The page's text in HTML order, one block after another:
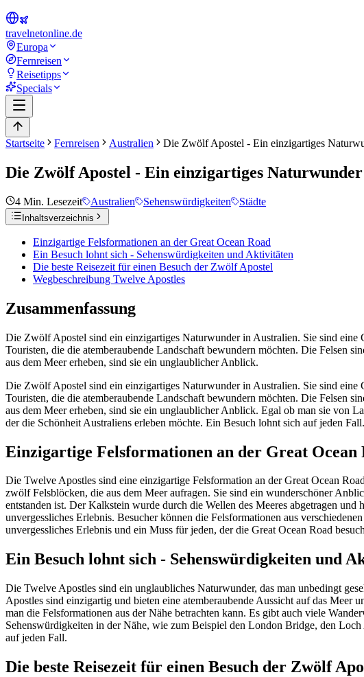
travelnetonline.de
Europa
Fernreisen
Reisetipps
Specials
Startseite Fernreisen Australien Die Zwölf Apostel - Ein einzigartiges
Die Zwölf Apostel - Ein einzigartiges
4 Min. Lesezeit Australien Sehenswürdigkeiten Städte
Inhaltsverzeichnis
Einzigartige Felsformationen an der Great Ocean Road
Ein Besuch lohnt sich - Sehenswürdigkeiten und Aktivitäten
Die beste Reisezeit für einen Besuch der Zwölf Apostel
Wegbeschreibung Twelve Apostles
Zusammenfassung
Die Zwölf Apostel sind ein einzigartiges Naturwunder in Australien. Sie sind
Touristen, die die atemberaubende Landschaft bewundern möchten. Die Felsen
aus dem Meer erheben, sind sie ein unglaublicher Anblick.
Die Zwölf Apostel sind ein einzigartiges Naturwunder in Australien. Sie sind
Touristen, die die atemberaubende Landschaft bewundern möchten. Die Felsen
aus dem Meer erheben, sind sie ein unglaublicher Anblick. Egal ob man sie von
der die Schönheit Australiens erleben möchte. Ein Besuch lohnt sich auf jeden Fall.
Einzigartige Felsformationen an der Great Ocean
Die Twelve Apostles sind eine einzigartige Felsformation an der Great Ocean
zwölf Felsblöcken, die aus dem Meer aufragen. Sie sind ein wunderschöner
entstanden ist. Der Kalkstein wurde durch die Wellen des Meeres abgetragen
unvergessliches Erlebnis. Besucher können die Felsformationen aus
unvergessliches Erlebnis und ein Muss für jeden, der die Great Ocean Road
Ein Besuch lohnt sich - Sehenswürdigkeiten und
Die Twelve Apostles sind ein unglaubliches Naturwunder, das man unbedingt
Apostles sind einzigartig und bieten eine atemberaubende Aussicht auf das
man die Felsformationen aus der Nähe betrachten kann. Es gibt auch viele
Sehenswürdigkeiten in der Nähe, wie zum Beispiel den London Bridge, den
auf jeden Fall.
Die beste Reisezeit für einen Besuch der Zwölf